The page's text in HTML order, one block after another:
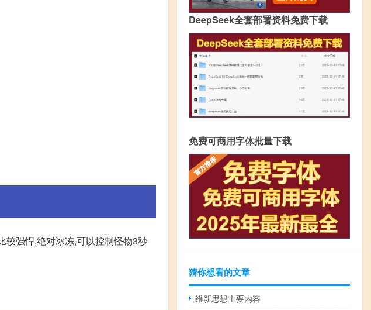
较强悍,绝对冰冻,可以控制怪物3秒
DeepSeek全套部署资料免费下载
免费可商用字体批量下载
猜你想看的文章
维新思想主要内容